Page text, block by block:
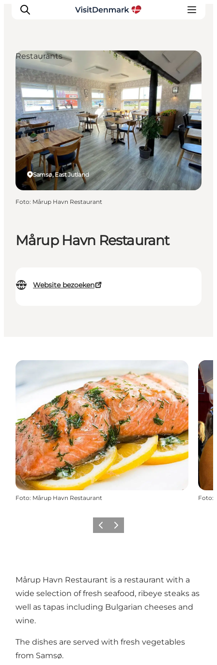
Inspiratie
Bestemmingen
Wat te doen
Accommodaties
Plan je reis
Mårup Havn Restaurant
Website bezoeken
Samsø, East Jutland
Restaurants
Foto: Mårup Havn Restaurant
Foto: Mårup Havn Restaurant Foto:
Vorige Volgende
Mårup Havn Restaurant is a restaurant with a
wide selection of fresh seafood, ribeye steaks as
well as tapas including Bulgarian cheeses and
wine.
The dishes are served with fresh vegetables
from Samsø.